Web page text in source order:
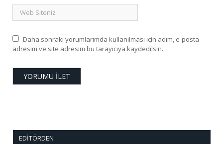
Daha sonraki yorumlarımda kullanılması için adım, e-posta
adresim ve site adresim bu tarayıcıya kaydedilsin.
EDITÖRDEN